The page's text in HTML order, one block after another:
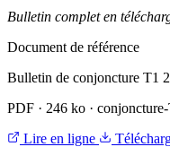
Bulletin complet en
Document de référence
Bulletin de conjoncture T1
PDF · 246 ko ·
Lire en ligne